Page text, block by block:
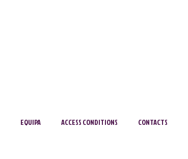
EQUIPA ACCESS CONDITIONS CONTACTS